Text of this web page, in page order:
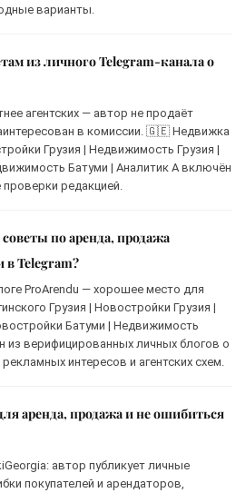
варианты.
из личного Telegram-канала о
агентских — автор не продаёт
в комиссии. 🇬🇪 Недвижка
Грузия | Недвижимость Грузия |
Батуми | Аналитик А включён
редакцией.
по аренда, продажа
Telegram?
ProArendu — хорошее место для
Грузия | Новостройки Грузия |
Батуми | Недвижимость
из верифицированных личных блогов о
интересов и агентских схем.
аренда, продажа и не ошибиться
автор публикует личные
покупателей и арендаторов,